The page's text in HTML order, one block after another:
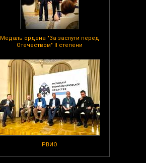
Медаль ордена "За заслуги перед
Отечеством" II степени
РВИО